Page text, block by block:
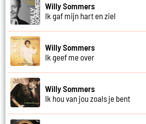
Willy Sommers
Ik gaf mijn hart en ziel
Willy Sommers
Ik geef me over
Willy Sommers
Ik hou van jou zoals je bent